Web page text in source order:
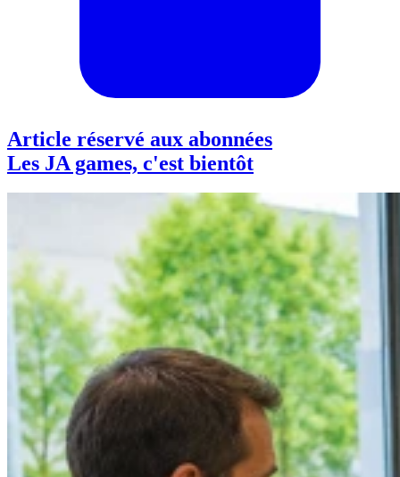
Article réservé aux abonnées
Les JA games, c'est bientôt